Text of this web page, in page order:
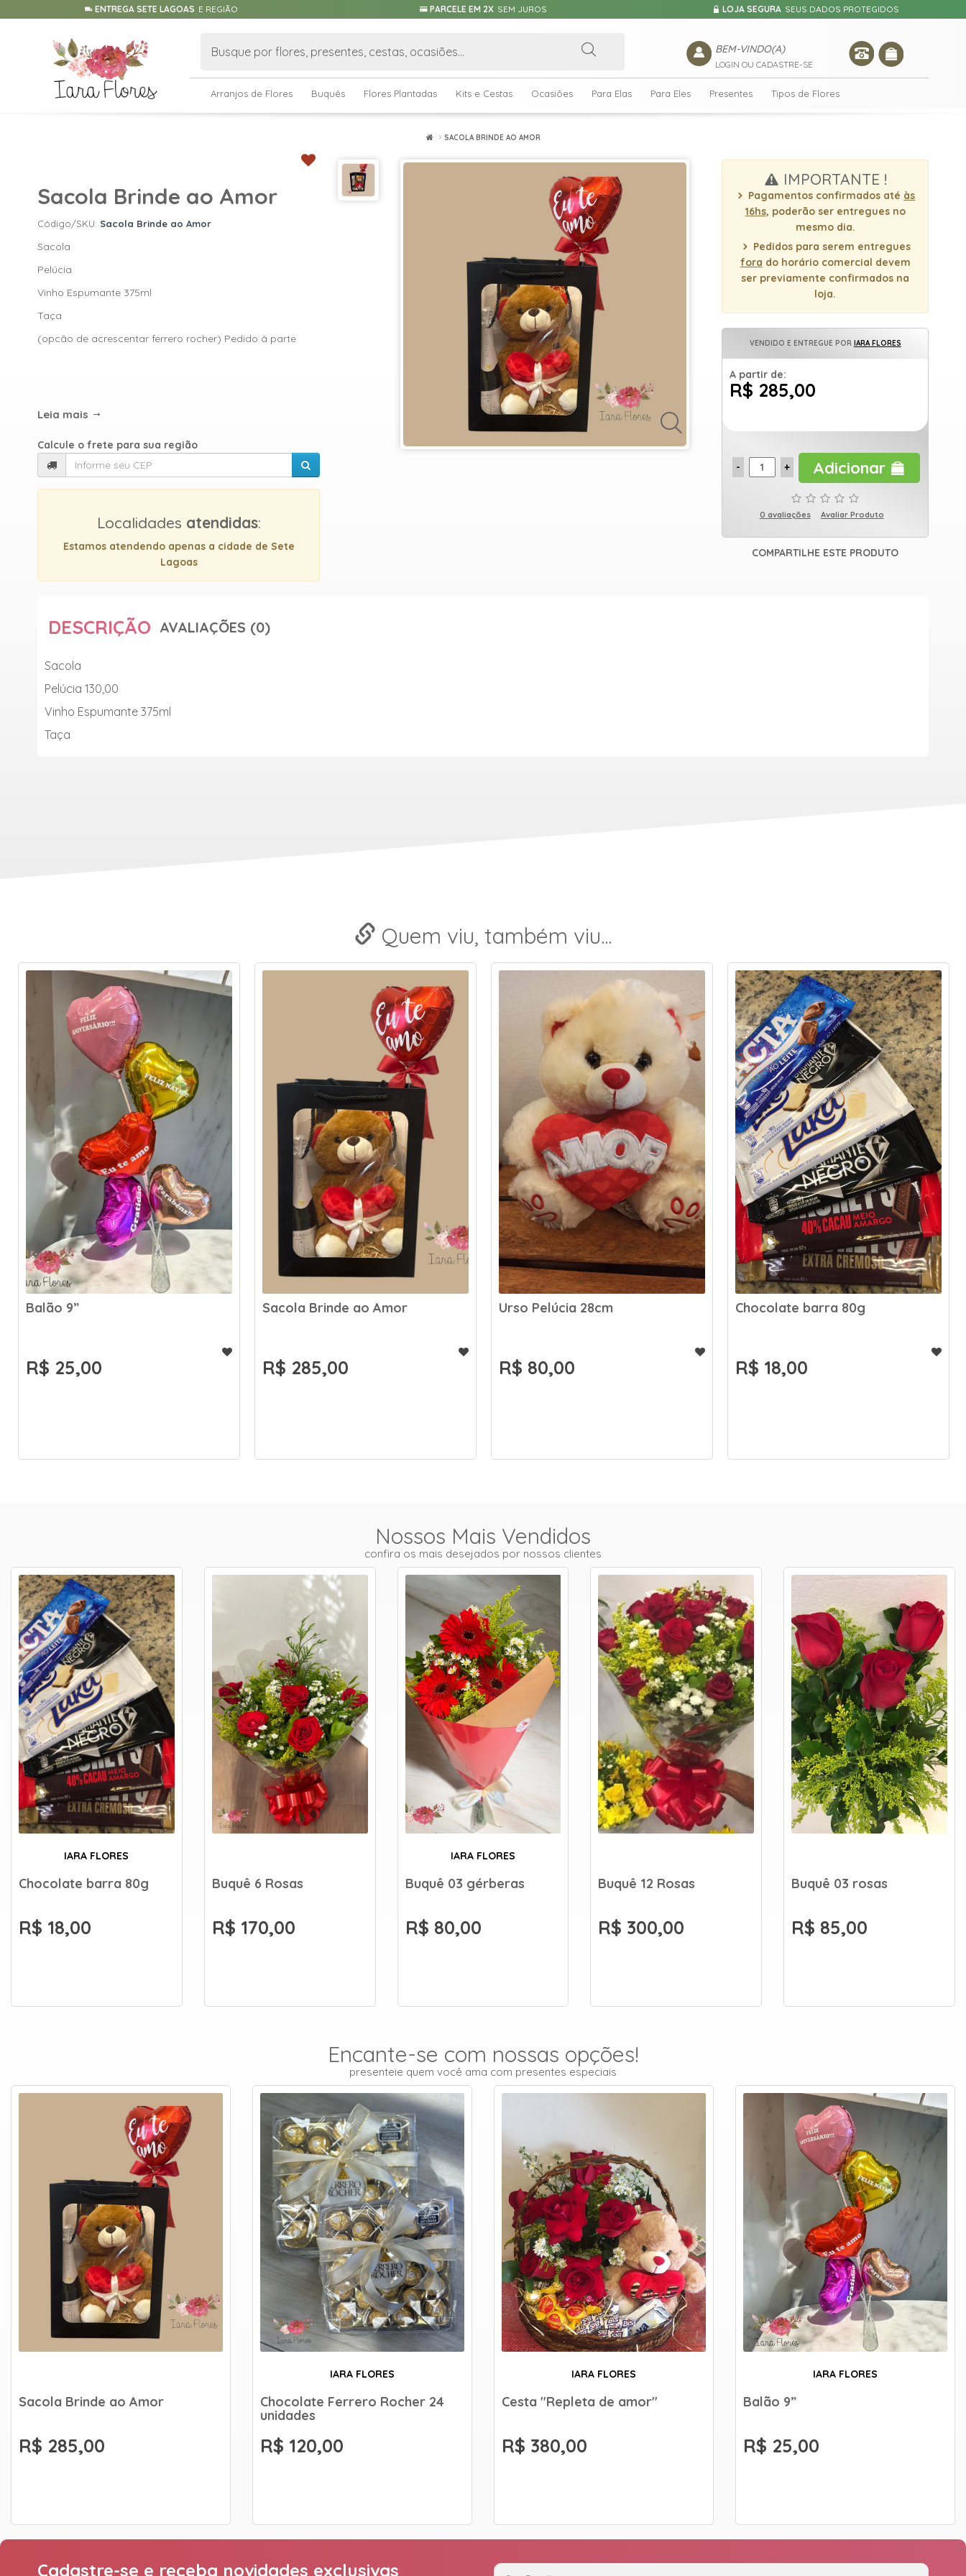
ENTREGA SETE LAGOAS E REGIÃO PARCELE EM 2X SEM JUROS LOJA SEGURA SEUS DADOS PROTEGIDOS
BEM-VINDO(A)
LOGIN OU CADASTRE-SE
Arranjos de Flores Buquês Flores Plantadas Kits e Cestas Ocasiões Para Elas Para Eles Presentes Tipos de Flores
SACOLA BRINDE AO AMOR
Sacola Brinde ao Amor
Código/SKU: Sacola Brinde ao Amor
Sacola
Pelúcia
Vinho Espumante 375ml
Taça
(opcão de acrescentar ferrero rocher) Pedido â parte
Leia mais
Calcule o frete para sua região
Localidades atendidas:
Estamos atendendo apenas a cidade de Sete
Lagoas
IMPORTANTE !
Pagamentos confirmados até às
16hs, poderão ser entregues no
mesmo dia.
Pedidos para serem entregues
fora do horário comercial devem
ser previamente confirmados na
loja.
VENDIDO E ENTREGUE POR IARA FLORES
A partir de:
R$ 285,00
Adicionar
0 avaliações Avaliar Produto
COMPARTILHE ESTE PRODUTO
DESCRIÇÃO AVALIAÇÕES (0)
Sacola
Pelúcia 130,00
Vinho Espumante 375ml
Taça
Quem viu, também viu...
Sacola Brinde ao Amor
R$ 285,00
Urso Pelúcia 28cm
R$ 80,00
Chocolate barra 80g
R$ 18,00
Caixa Love
R$ 190,00
Nossos Mais Vendidos
confira os mais desejados por nossos clientes
IARA FLORES
Chocolate barra 80g
R$ 18,00
Buquê 6 Rosas
R$ 170,00
IARA FLORES
Buquê 03 gérberas
R$ 80,00
Buquê 12 Rosas
R$ 300,00
Buquê 03 rosas
R$ 85,00
Encante-se com nossas opções!
presenteie quem você ama com presentes especiais
Sacola Brinde ao Amor
R$ 285,00
IARA FLORES
Chocolate Ferrero Rocher 24
unidades
R$ 120,00
IARA FLORES
Cesta "Repleta de amor"
R$ 380,00
IARA FLORES
Balão 9”
R$ 25,00
Cadastre-se e receba novidades exclusivas